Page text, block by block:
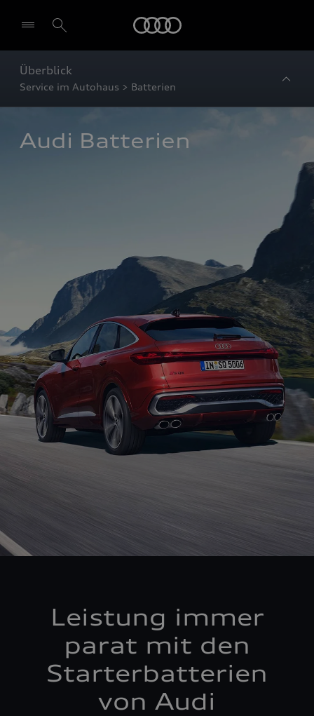
Überblick
Service im Autohaus > Batterien
Audi Batterien
Leistung immer
parat mit den
Starterbatterien
von Audi